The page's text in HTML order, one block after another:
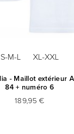
S-M-L XL-XXL
- Maillot extérieur
84 + numéro 6
189,95 €